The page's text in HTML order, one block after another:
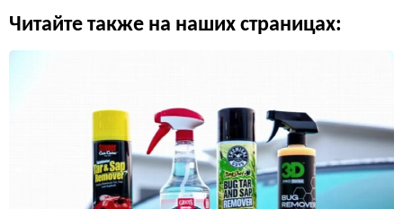
Читайте также на наших страницах: